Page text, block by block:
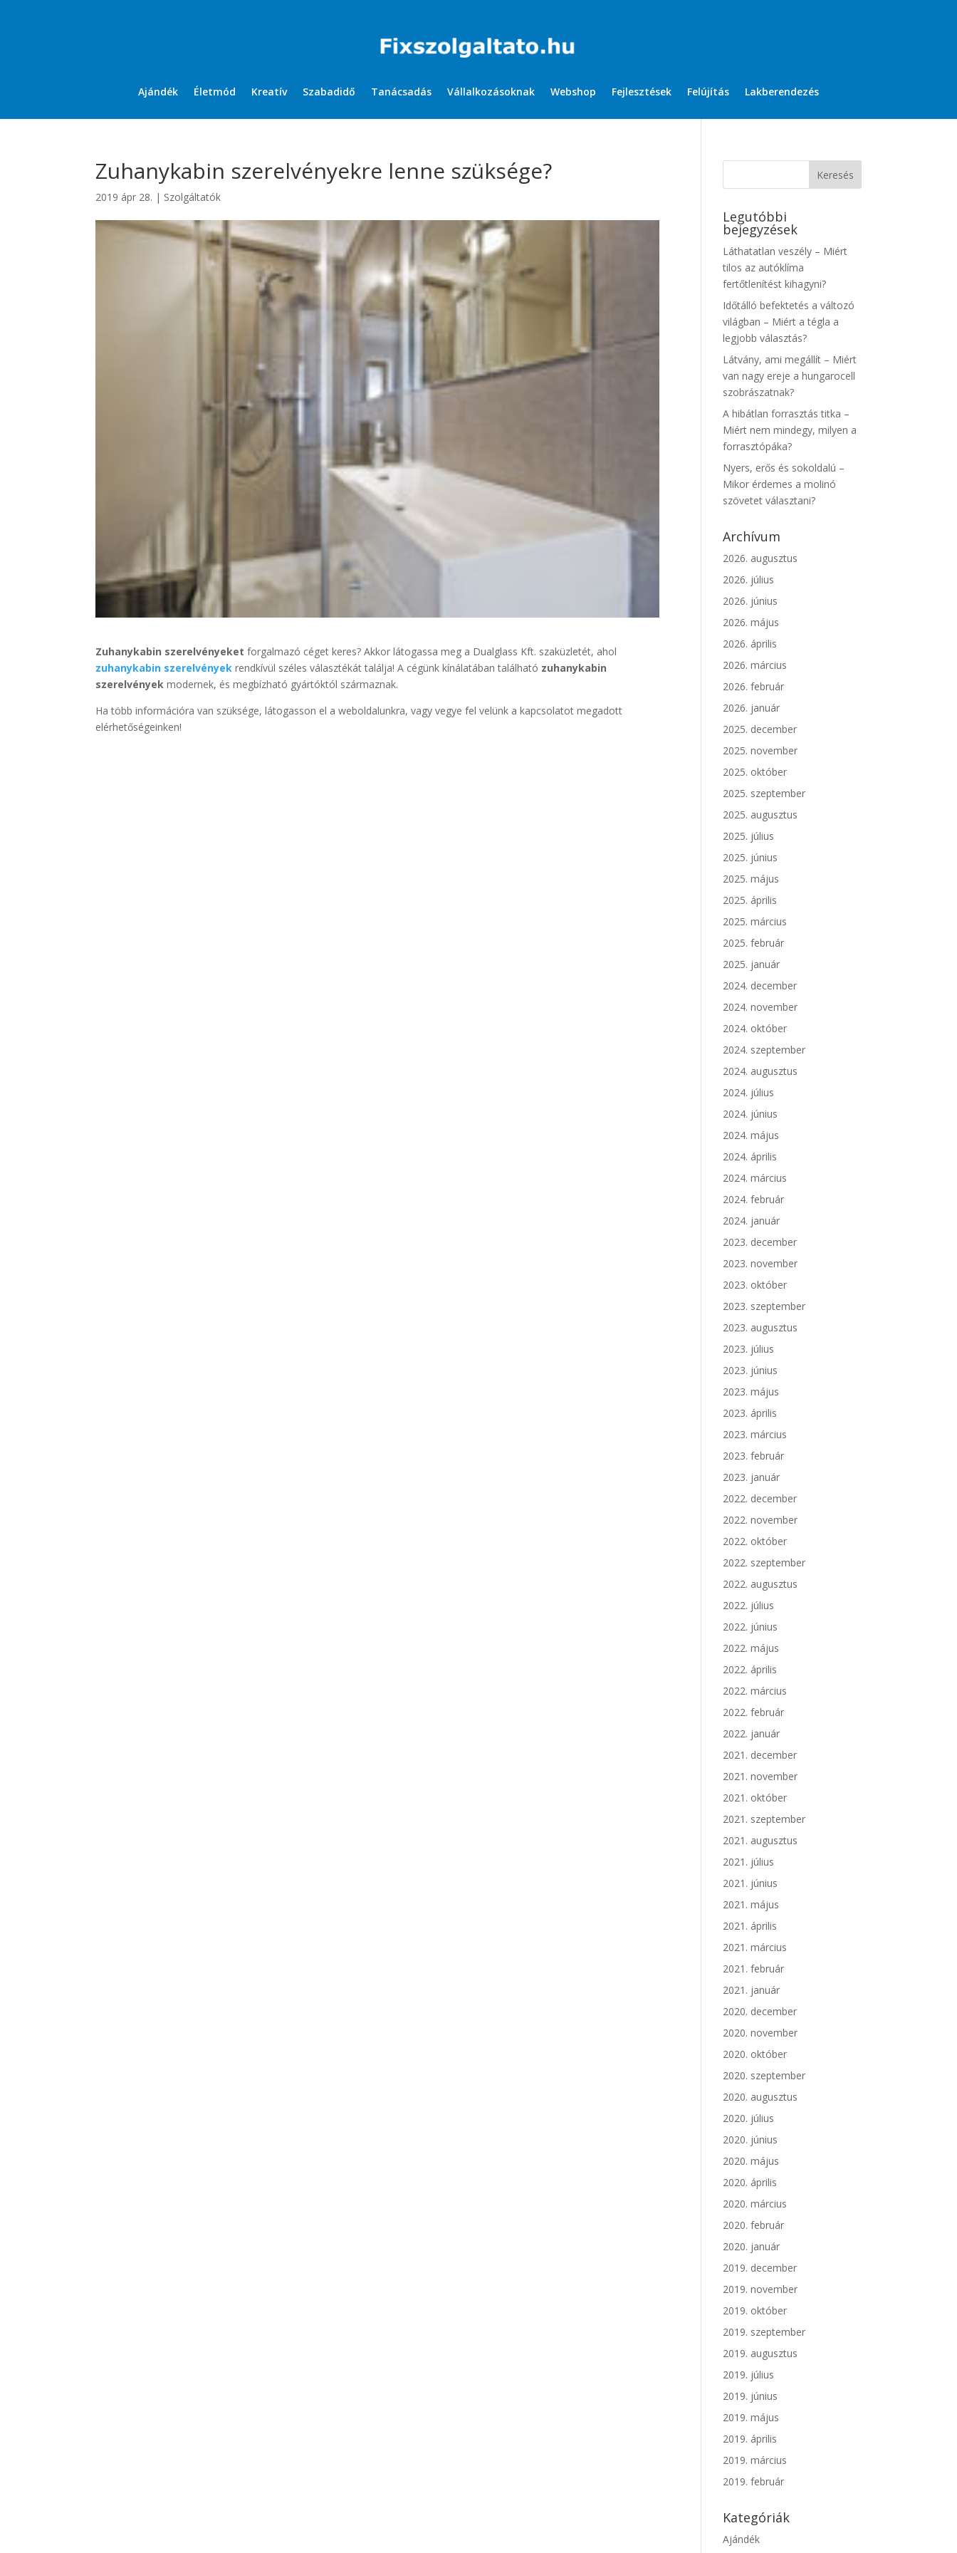
Ajándék Életmód Kreatív Szabadidő Tanácsadás Vállalkozásoknak Webshop Fejlesztések Felújítás Lakberendezés
Zuhanykabin szerelvényekre lenne szüksége?
2019 ápr 28. | Szolgáltatók
Zuhanykabin szerelvényeket forgalmazó céget keres? Akkor látogassa meg a Dualglass Kft. szaküzletét, ahol
zuhanykabin szerelvények rendkívül széles választékát találja! A cégünk kínálatában található zuhanykabin
szerelvények modernek, és megbízható gyártóktól származnak.
Ha több információra van szüksége, látogasson el a weboldalunkra, vagy vegye fel velünk a kapcsolatot megadott
elérhetőségeinken!
Legutóbbi
bejegyzések
Láthatatlan veszély – Miért
tilos az autóklíma
fertőtlenítést kihagyni?
Időtálló befektetés a változó
világban – Miért a tégla a
legjobb választás?
Látvány, ami megállít – Miért
van nagy ereje a hungarocell
szobrászatnak?
A hibátlan forrasztás titka –
Miért nem mindegy, milyen a
forrasztópáka?
Nyers, erős és sokoldalú –
Mikor érdemes a molinó
szövetet választani?
Archívum
2026. augusztus
2026. július
2026. június
2026. május
2026. április
2026. március
2026. február
2026. január
2025. december
2025. november
2025. október
2025. szeptember
2025. augusztus
2025. július
2025. június
2025. május
2025. április
2025. március
2025. február
2025. január
2024. december
2024. november
2024. október
2024. szeptember
2024. augusztus
2024. július
2024. június
2024. május
2024. április
2024. március
2024. február
2024. január
2023. december
2023. november
2023. október
2023. szeptember
2023. augusztus
2023. július
2023. június
2023. május
2023. április
2023. március
2023. február
2023. január
2022. december
2022. november
2022. október
2022. szeptember
2022. augusztus
2022. július
2022. június
2022. május
2022. április
2022. március
2022. február
2022. január
2021. december
2021. november
2021. október
2021. szeptember
2021. augusztus
2021. július
2021. június
2021. május
2021. április
2021. március
2021. február
2021. január
2020. december
2020. november
2020. október
2020. szeptember
2020. augusztus
2020. július
2020. június
2020. május
2020. április
2020. március
2020. február
2020. január
2019. december
2019. november
2019. október
2019. szeptember
2019. augusztus
2019. július
2019. június
2019. május
2019. április
2019. március
2019. február
Kategóriák
Ajándék